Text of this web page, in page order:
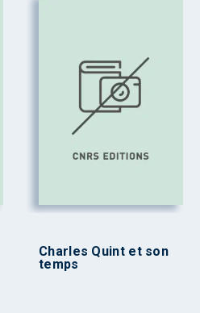
Charles Quint et son
temps